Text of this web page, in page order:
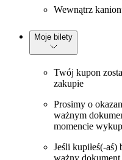
Wewnątrz
Moje bilety
Twój kupon
zakupie
Prosimy o
ważnym
momencie
Jeśli kupiłeś(-